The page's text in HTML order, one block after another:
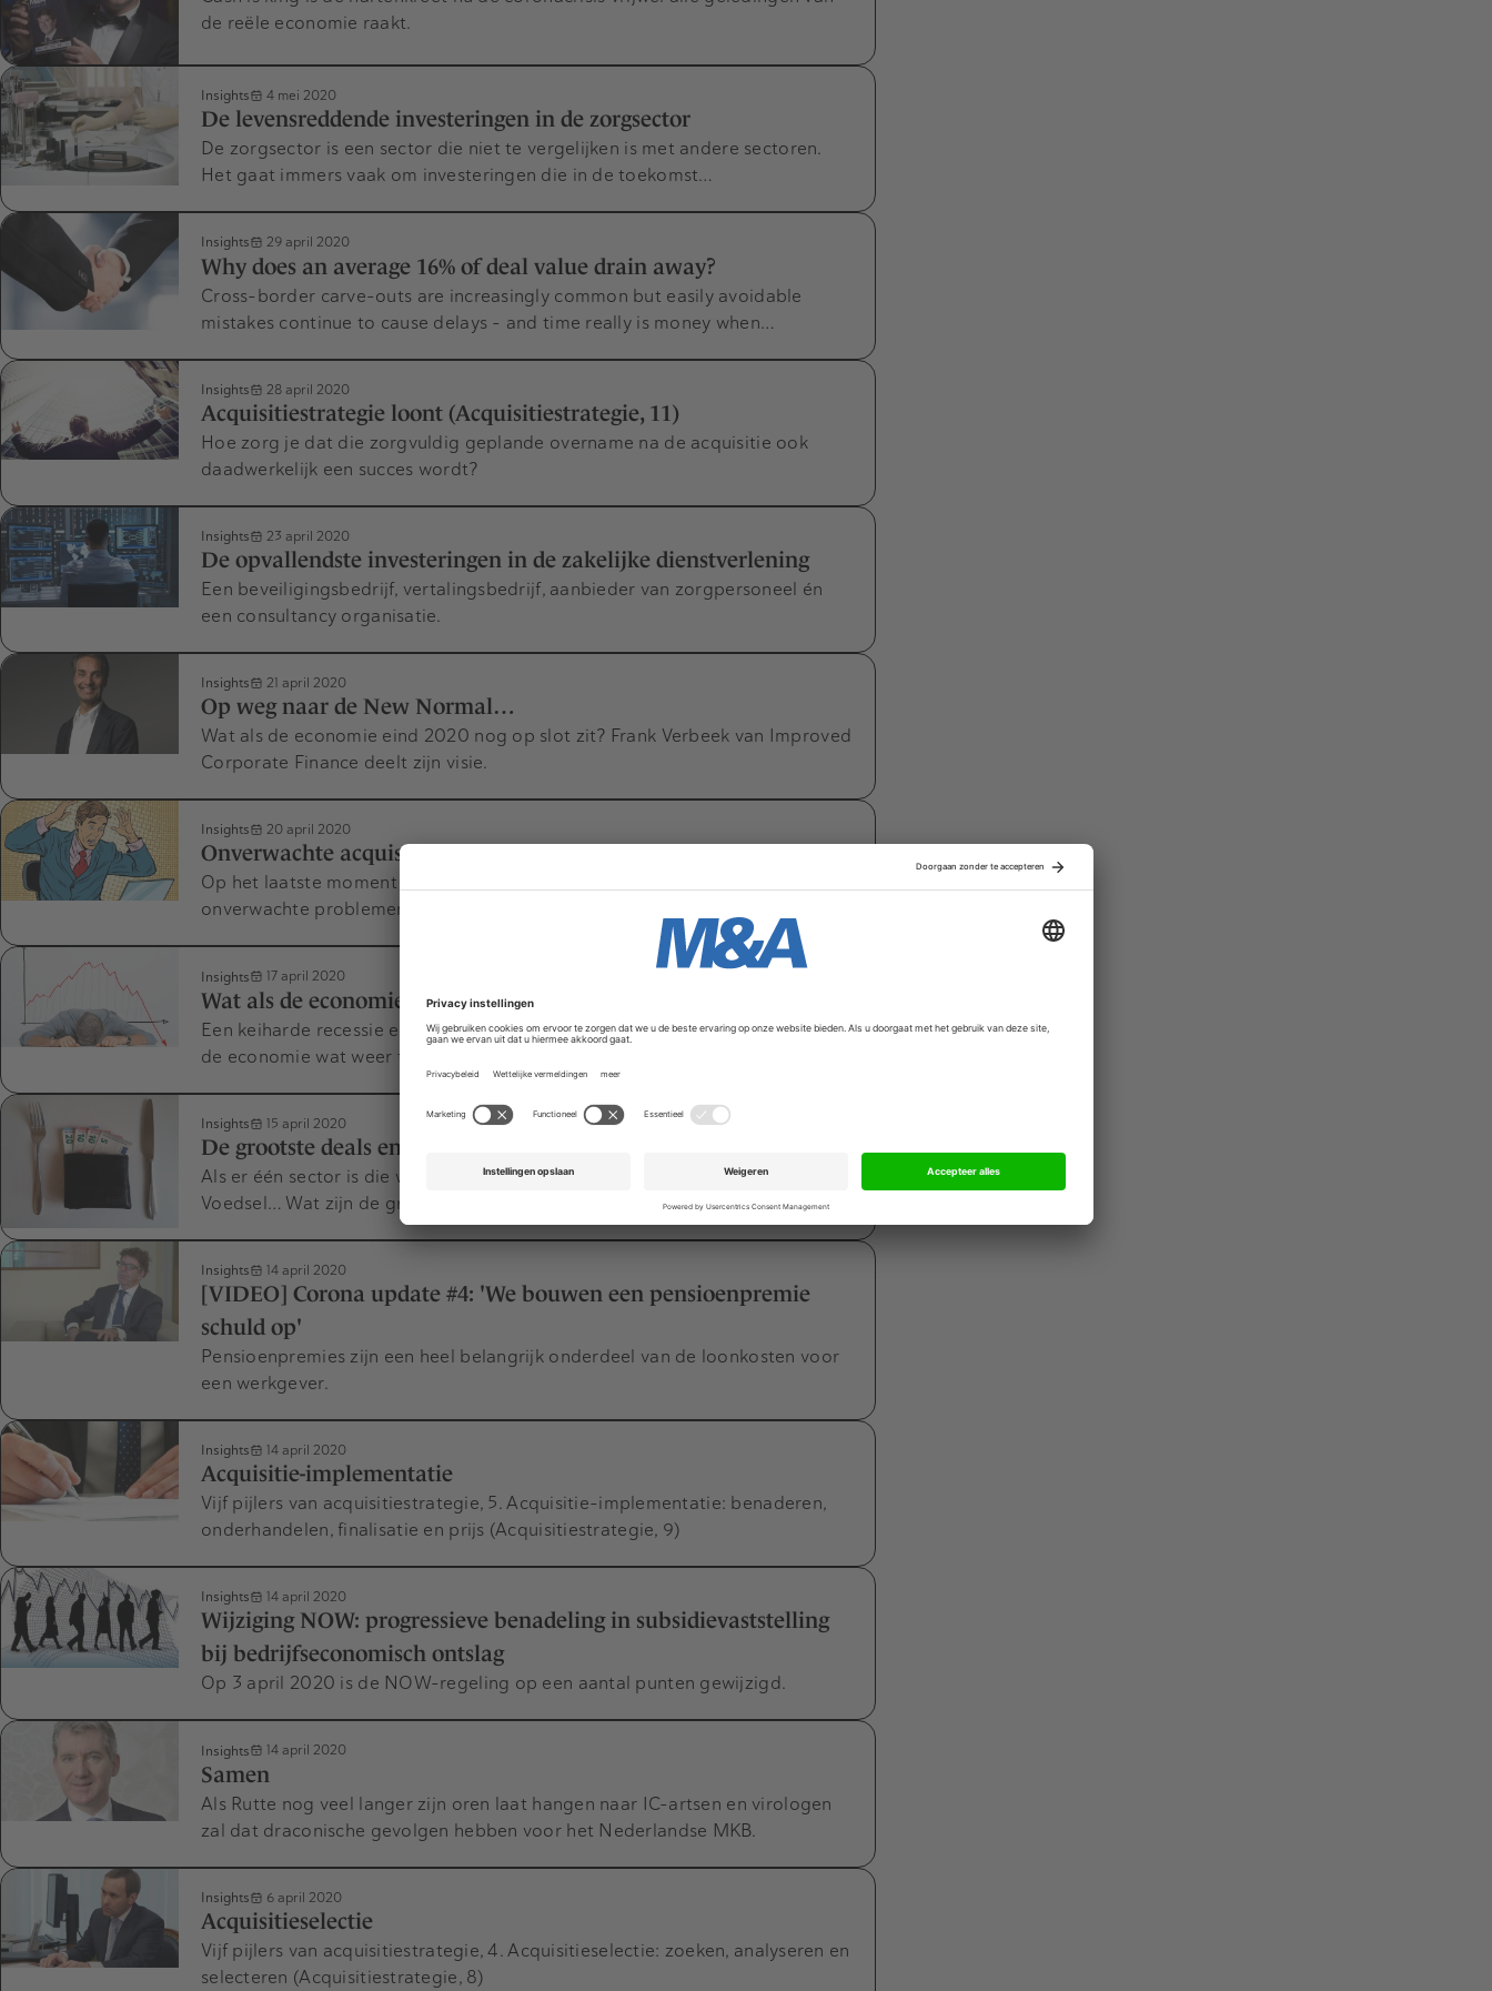
de reële economie raakt.
Insights 4 mei 2020
De levensreddende investeringen in de zorgsector
De zorgsector is een sector die niet te vergelijken is met andere sectoren.
Het gaat immers vaak om investeringen die in de toekomst…
Insights 29 april 2020
Why does an average 16% of deal value drain away?
Cross-border carve-outs are increasingly common but easily avoidable
mistakes continue to cause delays – and time really is money when…
Insights 28 april 2020
Acquisitiestrategie loont (Acquisitiestrategie, 11)
Hoe zorg je dat die zorgvuldig geplande overname na de acquisitie ook
daadwerkelijk een succes wordt?
Insights 23 april 2020
De opvallendste investeringen in de zakelijke dienstverlening
Een beveiligingsbedrijf, vertalingsbedrijf, aanbieder van zorgpersoneel én
een consultancy organisatie.
Insights 21 april 2020
Op weg naar de New Normal…
Wat als de economie eind 2020 nog op slot zit? Frank Verbeek van Improved
Corporate Finance deelt zijn visie.
Insights 20 april 2020
Onverwachte acquisitie obstakels
Op het laatste moment tijdens acquisitie-implementatie kunnen er
onverwachte problemen komen (Acquisitiestrategie, 10)
Insights 17 april 2020
Wat als de economie eind 2020 nog op slot zit?
Een keiharde recessie en dat betekent een ernstig gebrek aan liquiditeit in
de economie wat weer tot faillissementen zal leiden.
Insights 15 april 2020
De grootste deals en investeerders in de food-sector
Als er één sector is die wel vaart bij de coronacrisis is het wel de sector
Voedsel… Wat zijn de grootste deals van de laatste jaren?
Insights 14 april 2020
[VIDEO] Corona update #4: 'We bouwen een pensioenpremie
schuld op'
Pensioenpremies zijn een heel belangrijk onderdeel van de loonkosten voor
een werkgever.
Insights 14 april 2020
Acquisitie-implementatie
Vijf pijlers van acquisitiestrategie, 5. Acquisitie-implementatie: benaderen,
onderhandelen, finalisatie en prijs (Acquisitiestrategie, 9)
Insights 14 april 2020
Wijziging NOW: progressieve benadeling in subsidievaststelling
bij bedrijfseconomisch ontslag
Op 3 april 2020 is de NOW-regeling op een aantal punten gewijzigd.
Insights 14 april 2020
Samen
Als Rutte nog veel langer zijn oren laat hangen naar IC-artsen en virologen
zal dat draconische gevolgen hebben voor het Nederlandse MKB.
Insights 6 april 2020
Acquisitieselectie
Vijf pijlers van acquisitiestrategie, 4. Acquisitieselectie: zoeken, analyseren en
selecteren (Acquisitiestrategie, 8)